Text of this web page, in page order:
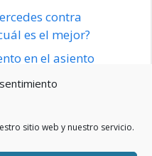
sitio web y nuestro servicio.
contra
es el mejor?
en el asiento
disponible a